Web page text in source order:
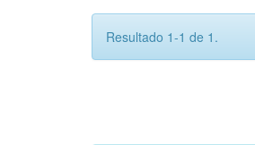
Resultado 1-1 de 1.